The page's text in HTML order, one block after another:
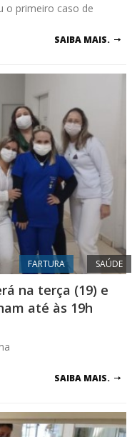
o primeiro caso de
SAIBA MAIS.
FARTURA SAÚDE
na terça (19) e
até às 19h
SAIBA MAIS.